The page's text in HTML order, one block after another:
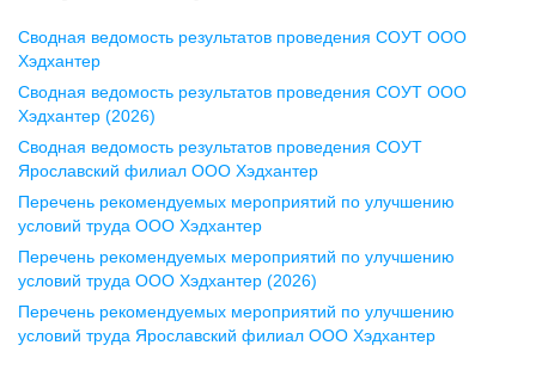
Воронеж
ул. Комиссаржевской, д. 10,
офис 1212
+7 473 280-05-05
pr@vrn.hh.ru
ул. Спартаковская, д. 2А, этаж 3,
помещение 15
+7 843 212-12-50
Сводная ведомость результатов проведения СОУТ ООО
Хэдхантер
Сводная ведомость результатов проведения СОУТ ООО
Хэдхантер (2026)
Сводная ведомость результатов проведения СОУТ
Ярославский филиал ООО Хэдхантер
Перечень рекомендуемых мероприятий по улучшению
условий труда ООО Хэдхантер
Перечень рекомендуемых мероприятий по улучшению
условий труда ООО Хэдхантер (2026)
Перечень рекомендуемых мероприятий по улучшению
условий труда Ярославский филиал ООО Хэдхантер